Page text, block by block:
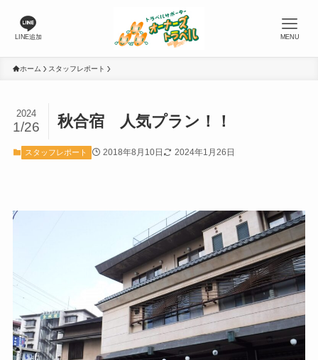
LINE追加 MENU
ホーム スタッフレポート
秋合宿 人気プラン！！
2024
1/26
スタッフレポート 2018年8月10日 2024年1月26日